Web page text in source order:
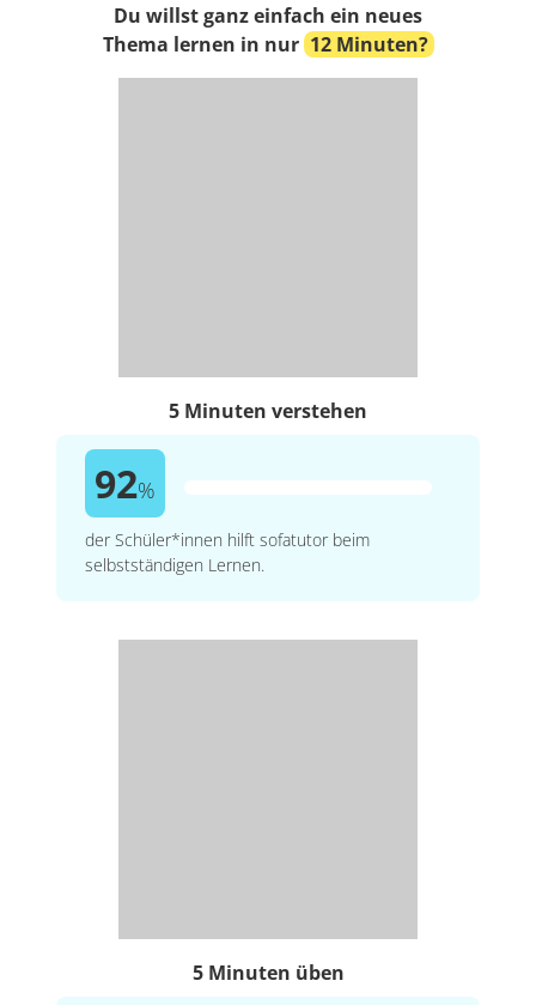
Du willst ganz einfach ein neues
Thema lernen in nur 12 Minuten?
5 Minuten verstehen
92%
der Schüler*innen hilft sofatutor beim
selbstständigen Lernen.
5 Minuten üben